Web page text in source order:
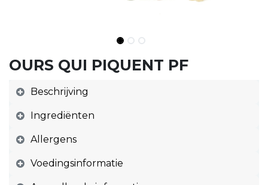
OURS QUI PIQUENT PF
Beschrijving
Ingrediënten
Allergens
Voedingsinformatie